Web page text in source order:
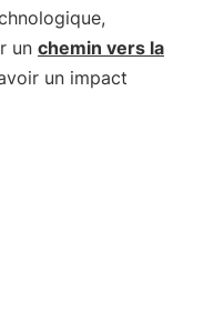
un chemin vers la
un impact